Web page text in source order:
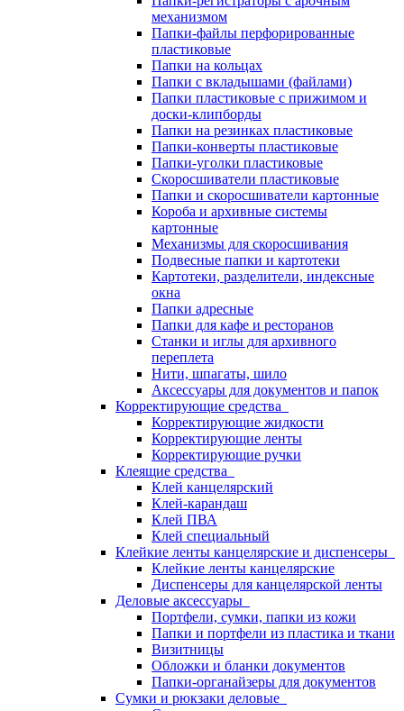
механизмом
Папки-файлы перфорированные
пластиковые
Папки на кольцах
Папки с вкладышами (файлами)
Папки пластиковые с прижимом и
доски-клипборды
Папки на резинках пластиковые
Папки-конверты пластиковые
Папки-уголки пластиковые
Скоросшиватели пластиковые
Папки и скоросшиватели картонные
Короба и архивные системы
картонные
Механизмы для скоросшивания
Подвесные папки и картотеки
Картотеки, разделители, индексные
окна
Папки адресные
Папки для кафе и ресторанов
Станки и иглы для архивного
переплета
Нити, шпагаты, шило
Аксессуары для документов и папок
Корректирующие средства
Корректирующие жидкости
Корректирующие ленты
Корректирующие ручки
Клеящие средства
Клей канцелярский
Клей-карандаш
Клей ПВА
Клей специальный
Клейкие ленты канцелярские и диспенсеры
Клейкие ленты канцелярские
Диспенсеры для канцелярской ленты
Деловые аксессуары
Портфели, сумки, папки из кожи
Папки и портфели из пластика и ткани
Визитницы
Обложки и бланки документов
Папки-органайзеры для документов
Сумки и рюкзаки деловые